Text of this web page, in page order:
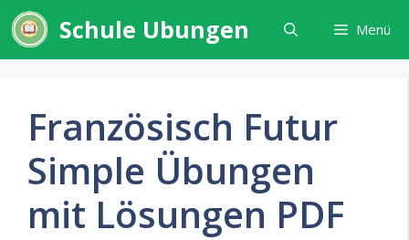
Zum
Inhalt
springen
Schule Ubungen Menü
Französisch Futur
Simple Übungen
mit Lösungen PDF